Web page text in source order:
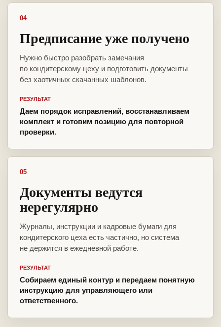
04
Предписание уже получено
Нужно быстро разобрать замечания
по кондитерскому цеху и подготовить документы
без хаотичных скачанных шаблонов.
РЕЗУЛЬТАТ
Даем порядок исправлений, восстанавливаем
комплект и готовим позицию для повторной
проверки.
05
Документы ведутся
нерегулярно
Журналы, инструкции и кадровые бумаги для
кондитерского цеха есть частично, но система
не держится в ежедневной работе.
РЕЗУЛЬТАТ
Собираем единый контур и передаем понятную
инструкцию для управляющего или
ответственного.